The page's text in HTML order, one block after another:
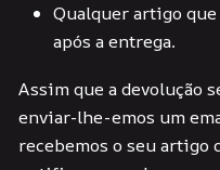
Qualquer artigo
após a entrega.
Assim que a devolução
enviar-lhe-emos um
recebemos o seu artigo